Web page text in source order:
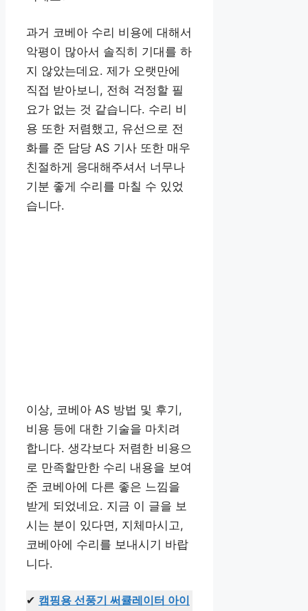
과거 코베아 수리 비용에 대해서
악평이 많아서 솔직히 기대를 하
지 않았는데요. 제가 오랫만에
직접 받아보니, 전혀 걱정할 필
요가 없는 것 같습니다. 수리 비
용 또한 저렴했고, 유선으로 전
화를 준 담당 AS 기사 또한 매우
친절하게 응대해주셔서 너무나
기분 좋게 수리를 마칠 수 있었
습니다.
이상, 코베아 AS 방법 및 후기,
비용 등에 대한 기술을 마치려
합니다. 생각보다 저렴한 비용으
로 만족할만한 수리 내용을 보여
준 코베아에 다른 좋은 느낌을
받게 되었네요. 지금 이 글을 보
시는 분이 있다면, 지체마시고,
코베아에 수리를 보내시기 바랍
니다.
✔ 캠핑용 선풍기 써큘레이터 아이